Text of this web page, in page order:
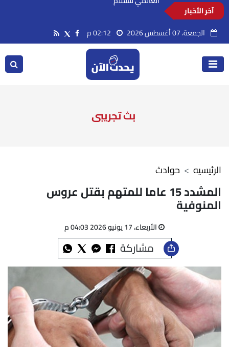
آخر الأخبار
الجمعة، 07 أغسطس 2026
بث تجريبى
حوادث الرئيسيه
المشدد 15 عاما للمتهم بقتل عروس
المنوفية
الأربعاء، 17 يونيو 2026 04:03 م
مشاركة